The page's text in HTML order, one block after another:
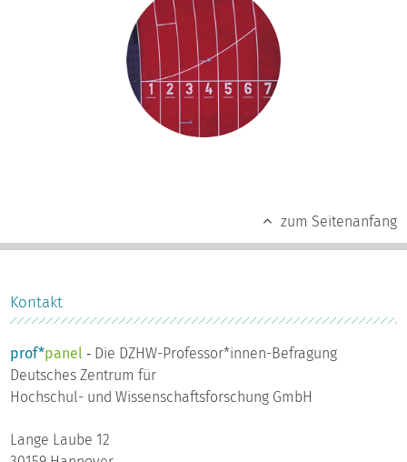
zum Seitenanfang
Kontakt
prof*panel ‐ Die DZHW-Professor*innen-Befragung
Deutsches Zentrum für
Hochschul- und Wissenschaftsforschung GmbH
Lange Laube 12